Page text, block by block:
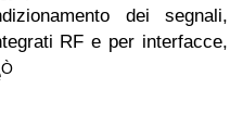
dei segnali,
RF e per interfacce,
Ò